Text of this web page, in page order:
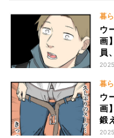
暮
ウ
画
員
暮
ウ
画
鍛
ト